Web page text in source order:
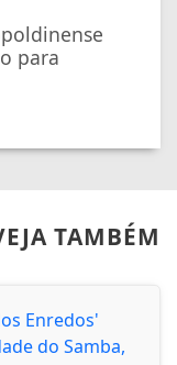
para
TAMBÉM